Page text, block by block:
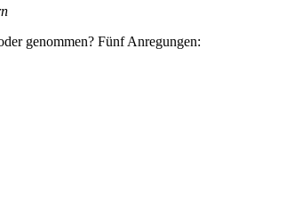
genommen? Fünf Anregungen: